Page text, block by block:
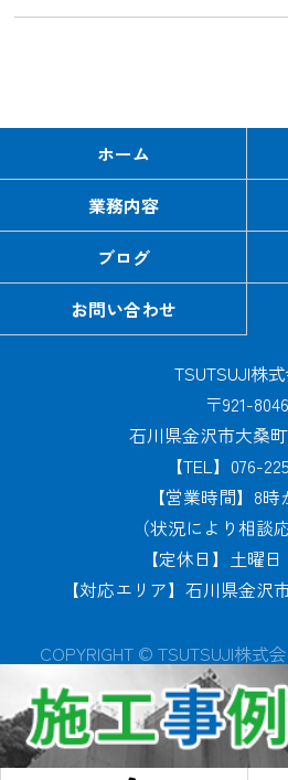
ホーム
業務内容
ブログ
お問い合わせ
TSUTSUJI株
〒921-8046
石川県金沢市大桑
【TEL】076-
【営業時間】8時
（状況により相談
【定休日】土曜
【対応エリア】石川県金沢
COPYRIGHT © TSUTSUJI株式